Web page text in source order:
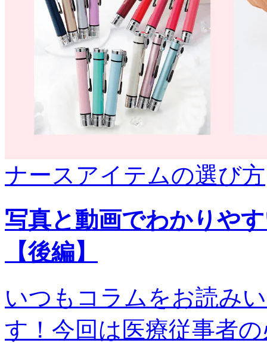
ナースアイテムの選び方
写真と動画でわかりや
【後編】
いつもコラムをお読み
す！今回は医療従事者